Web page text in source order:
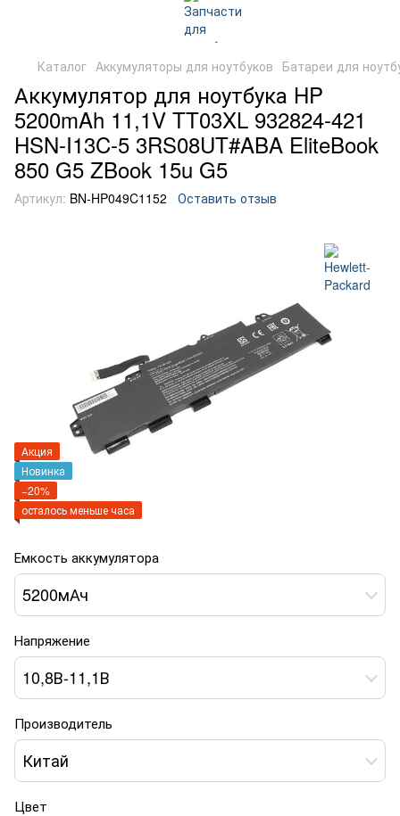
Каталог Аккумуляторы для ноутбуков Батареи для
Аккумулятор для ноутбука HP
5200mAh 11,1V TT03XL 932824-421
HSN-I13C-5 3RS08UT#ABA EliteBook
850 G5 ZBook 15u G5
Артикул: BN-HP049C1152 Оставить отзыв
Акция
Новинка
−20%
осталось меньше часа
Емкость аккумулятора
5200мАч
Напряжение
10,8В-11,1В
Производитель
Китай
Цвет